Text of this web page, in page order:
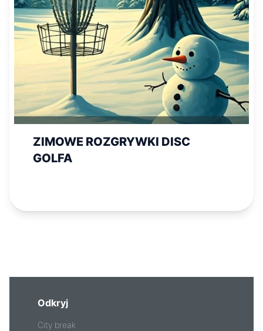
ZIMOWE ROZGRYWKI DISC
GOLFA
Odkryj
City break